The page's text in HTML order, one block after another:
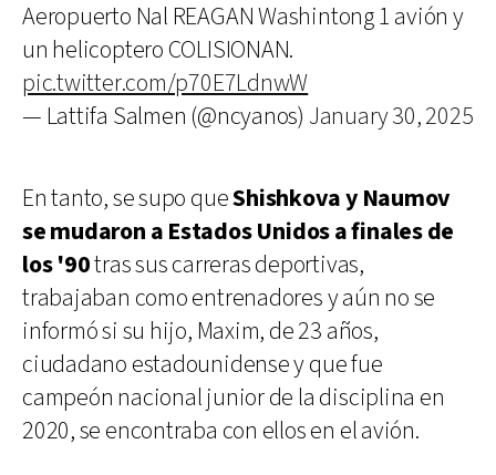
Aeropuerto Nal REAGAN Washintong 1 avión y
un helicoptero COLISIONAN.
pic.twitter.com/p70E7LdnwW
— Lattifa Salmen (@ncyanos) January 30, 2025
En tanto, se supo queShishkova y Naumov
se mudaron a Estados Unidos a finales de
los '90tras sus carreras deportivas,
trabajaban como entrenadores y aún no se
informó si su hijo, Maxim, de 23 años,
ciudadano estadounidense y que fue
campeón nacional junior de la disciplina en
2020, se encontraba con ellos en el avión.